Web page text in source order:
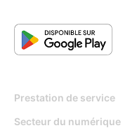
Prestation de service
Secteur du numérique